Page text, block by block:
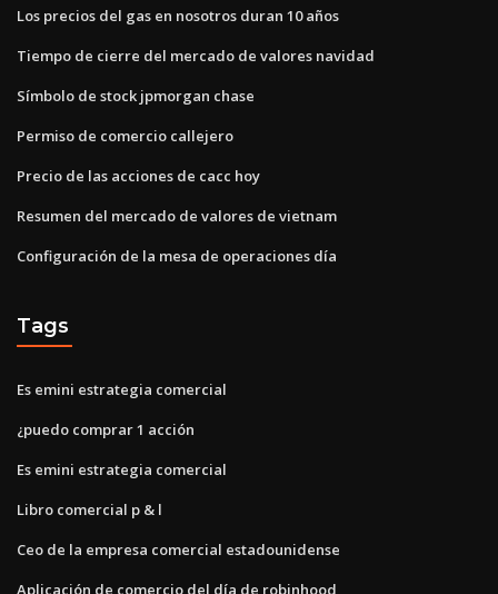
Los precios del gas en nosotros duran 10 años
Tiempo de cierre del mercado de valores navidad
Símbolo de stock jpmorgan chase
Permiso de comercio callejero
Precio de las acciones de cacc hoy
Resumen del mercado de valores de vietnam
Configuración de la mesa de operaciones día
Tags
Es emini estrategia comercial
¿puedo comprar 1 acción
Es emini estrategia comercial
Libro comercial p & l
Ceo de la empresa comercial estadounidense
Aplicación de comercio del día de robinhood